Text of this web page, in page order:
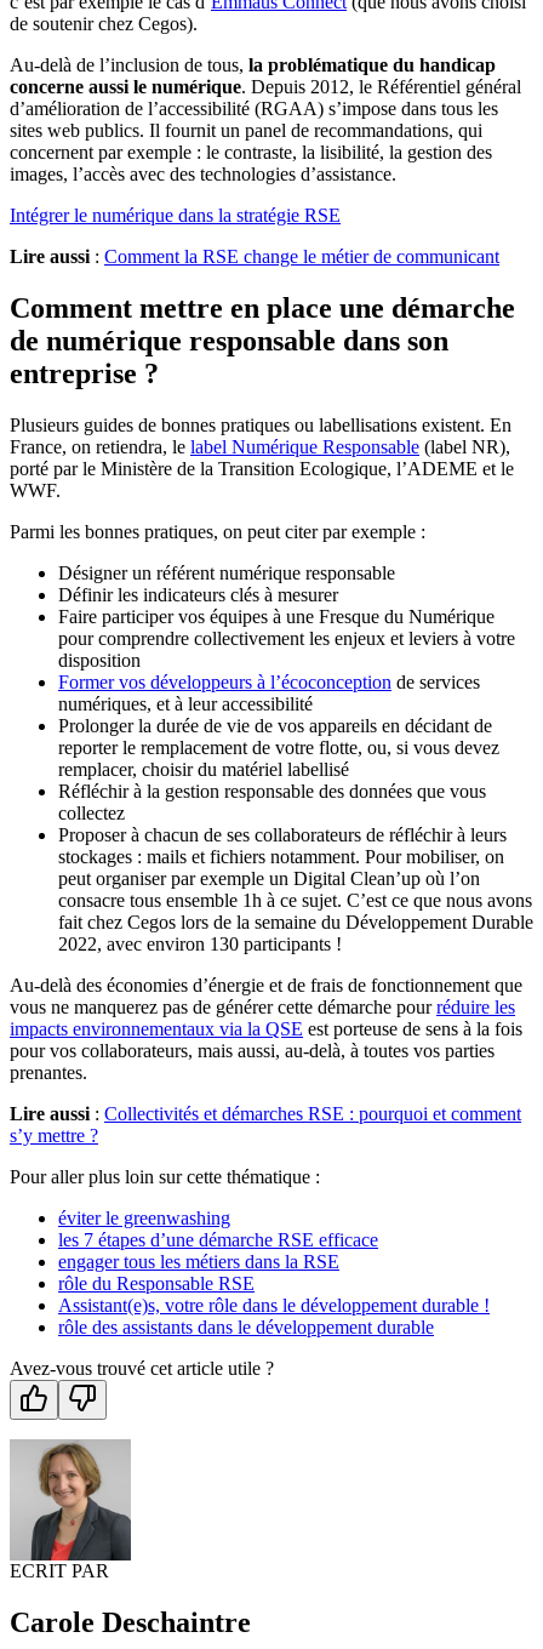
de soutenir chez Cegos).
Au-delà de l’inclusion de tous, la problématique du handicap
concerne aussi le numérique. Depuis 2012, le Référentiel général
d’amélioration de l’accessibilité (RGAA) s’impose dans tous les
sites web publics. Il fournit un panel de recommandations, qui
concernent par exemple : le contraste, la lisibilité, la gestion des
images, l’accès avec des technologies d’assistance.
Intégrer le numérique dans la stratégie RSE
Lire aussi : Comment la RSE change le métier de communicant
Comment mettre en place une démarche
de numérique responsable dans son
entreprise ?
Plusieurs guides de bonnes pratiques ou labellisations existent. En
France, on retiendra, le label Numérique Responsable (label NR),
porté par le Ministère de la Transition Ecologique, l’ADEME et le
WWF.
Parmi les bonnes pratiques, on peut citer par exemple :
Désigner un référent numérique responsable
Définir les indicateurs clés à mesurer
Faire participer vos équipes à une Fresque du Numérique
pour comprendre collectivement les enjeux et leviers à votre
disposition
Former vos développeurs à l’écoconception de services
numériques, et à leur accessibilité
Prolonger la durée de vie de vos appareils en décidant de
reporter le remplacement de votre flotte, ou, si vous devez
remplacer, choisir du matériel labellisé
Réfléchir à la gestion responsable des données que vous
collectez
Proposer à chacun de ses collaborateurs de réfléchir à leurs
stockages : mails et fichiers notamment. Pour mobiliser, on
peut organiser par exemple un Digital Clean’up où l’on
consacre tous ensemble 1h à ce sujet. C’est ce que nous avons
fait chez Cegos lors de la semaine du Développement Durable
2022, avec environ 130 participants !
Au-delà des économies d’énergie et de frais de fonctionnement que
vous ne manquerez pas de générer cette démarche pourréduire les
impacts environnementaux via la QSE est porteuse de sens à la fois
pour vos collaborateurs, mais aussi, au-delà, à toutes vos parties
prenantes.
Lire aussi : Collectivités et démarches RSE : pourquoi et comment
s’y mettre ?
Pour aller plus loin sur cette thématique :
éviter le greenwashing
les 7 étapes d’une démarche RSE efficace
engager tous les métiers dans la RSE
rôle du Responsable RSE
Assistant(e)s, votre rôle dans le développement durable !
rôle des assistants dans le développement durable
Avez-vous trouvé cet article utile ?
ECRIT PAR
Carole Deschaintre